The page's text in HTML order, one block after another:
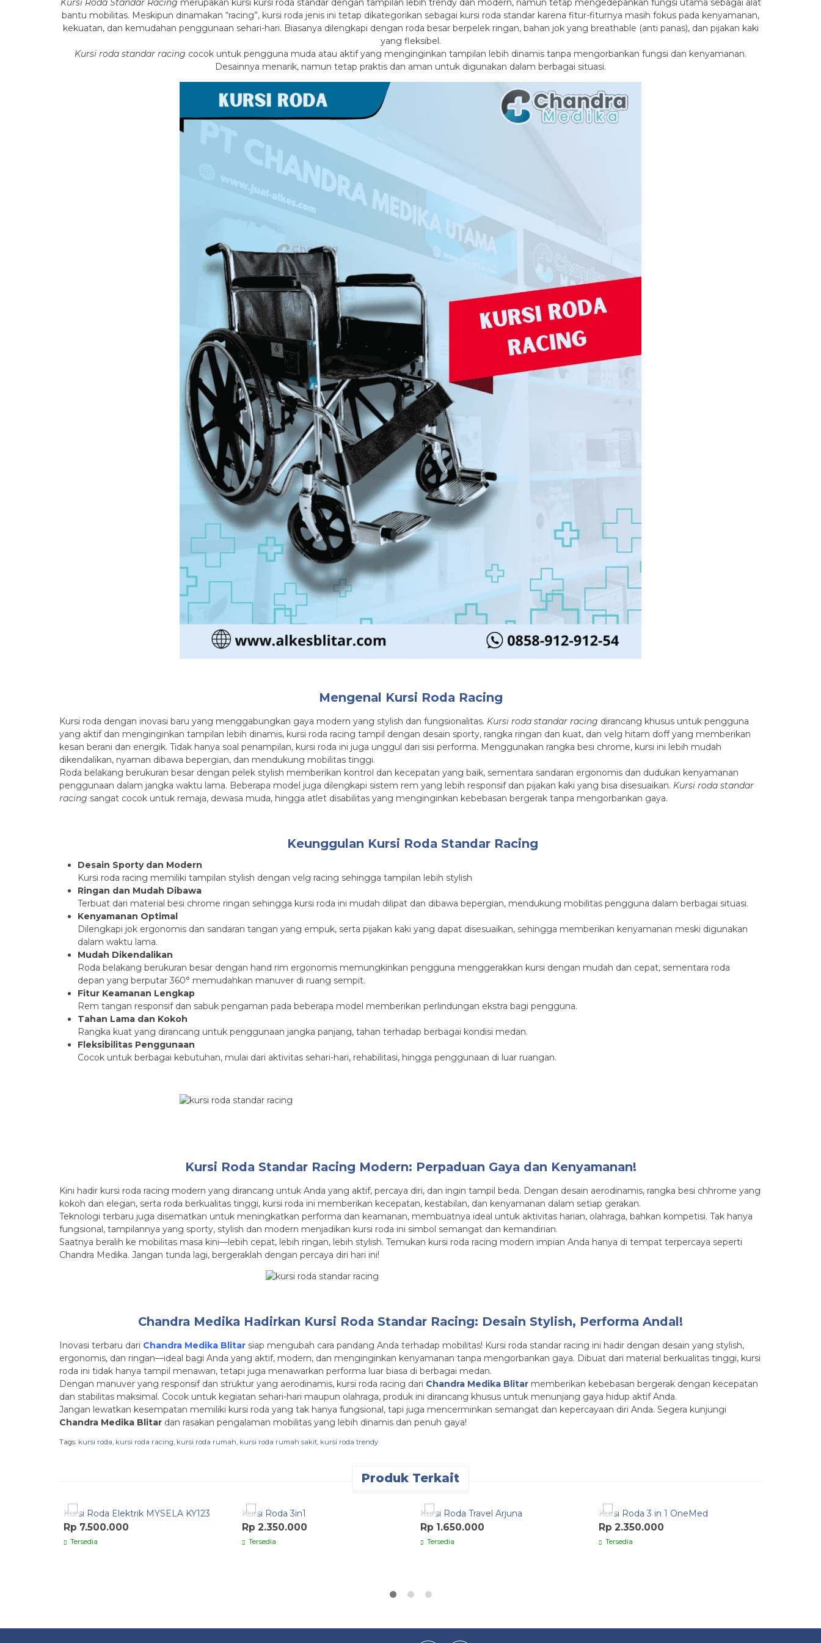
Kursi Roda Standar Racing merupakan kursi kursi roda standar dengan tampilan lebih trendy dan modern, namun tetap mengedepankan fungsi utama sebagai alat
bantu mobilitas. Meskipun dinamakan “racing”, kursi roda jenis ini tetap dikategorikan sebagai kursi roda standar karena fitur-fiturnya masih fokus pada kenyamanan,
kekuatan, dan kemudahan penggunaan sehari-hari. Biasanya dilengkapi dengan roda besar berpelek ringan, bahan jok yang breathable (anti panas), dan pijakan kaki
yang fleksibel.
Kursi roda standar racing cocok untuk pengguna muda atau aktif yang menginginkan tampilan lebih dinamis tanpa mengorbankan fungsi dan kenyamanan.
Desainnya menarik, namun tetap praktis dan aman untuk digunakan dalam berbagai situasi.
Mengenal Kursi Roda Racing
Kursi roda dengan inovasi baru yang menggabungkan gaya modern yang stylish dan fungsionalitas. Kursi roda standar racing dirancang khusus untuk pengguna
yang aktif dan menginginkan tampilan lebih dinamis, kursi roda racing tampil dengan desain sporty, rangka ringan dan kuat, dan velg hitam doff yang memberikan
kesan berani dan energik. Tidak hanya soal penampilan, kursi roda ini juga unggul dari sisi performa. Menggunakan rangka besi chrome, kursi ini lebih mudah
dikendalikan, nyaman dibawa bepergian, dan mendukung mobilitas tinggi.
Roda belakang berukuran besar dengan pelek stylish memberikan kontrol dan kecepatan yang baik, sementara sandaran ergonomis dan dudukan kenyamanan
penggunaan dalam jangka waktu lama. Beberapa model juga dilengkapi sistem rem yang lebih responsif dan pijakan kaki yang bisa disesuaikan. Kursi roda standar
racing sangat cocok untuk remaja, dewasa muda, hingga atlet disabilitas yang menginginkan kebebasan bergerak tanpa mengorbankan gaya.
Keunggulan Kursi Roda Standar Racing
Desain Sporty dan Modern
Kursi roda racing memiliki tampilan stylish dengan velg racing sehingga tampilan lebih stylish
Ringan dan Mudah Dibawa
Terbuat dari material besi chrome ringan sehingga kursi roda ini mudah dilipat dan dibawa bepergian, mendukung mobilitas pengguna dalam berbagai situasi.
Kenyamanan Optimal
Dilengkapi jok ergonomis dan sandaran tangan yang empuk, serta pijakan kaki yang dapat disesuaikan, sehingga memberikan kenyamanan meski digunakan
dalam waktu lama.
Mudah Dikendalikan
Roda belakang berukuran besar dengan hand rim ergonomis memungkinkan pengguna menggerakkan kursi dengan mudah dan cepat, sementara roda
depan yang berputar 360° memudahkan manuver di ruang sempit.
Fitur Keamanan Lengkap
Rem tangan responsif dan sabuk pengaman pada beberapa model memberikan perlindungan ekstra bagi pengguna.
Tahan Lama dan Kokoh
Rangka kuat yang dirancang untuk penggunaan jangka panjang, tahan terhadap berbagai kondisi medan.
Fleksibilitas Penggunaan
Cocok untuk berbagai kebutuhan, mulai dari aktivitas sehari-hari, rehabilitasi, hingga penggunaan di luar ruangan.
Kursi Roda Standar Racing Modern: Perpaduan Gaya dan Kenyamanan!
Kini hadir kursi roda racing modern yang dirancang untuk Anda yang aktif, percaya diri, dan ingin tampil beda. Dengan desain aerodinamis, rangka besi chhrome yang
kokoh dan elegan, serta roda berkualitas tinggi, kursi roda ini memberikan kecepatan, kestabilan, dan kenyamanan dalam setiap gerakan.
Teknologi terbaru juga disematkan untuk meningkatkan performa dan keamanan, membuatnya ideal untuk aktivitas harian, olahraga, bahkan kompetisi. Tak hanya
fungsional, tampilannya yang sporty, stylish dan modern menjadikan kursi roda ini simbol semangat dan kemandirian.
Saatnya beralih ke mobilitas masa kini—lebih cepat, lebih ringan, lebih stylish. Temukan kursi roda racing modern impian Anda hanya di tempat terpercaya seperti
Chandra Medika. Jangan tunda lagi, bergeraklah dengan percaya diri hari ini!
Chandra Medika Hadirkan Kursi Roda Standar Racing: Desain Stylish, Performa Andal!
Inovasi terbaru dari Chandra Medika Blitar siap mengubah cara pandang Anda terhadap mobilitas! Kursi roda standar racing ini hadir dengan desain yang stylish,
ergonomis, dan ringan—ideal bagi Anda yang aktif, modern, dan menginginkan kenyamanan tanpa mengorbankan gaya. Dibuat dari material berkualitas tinggi, kursi
roda ini tidak hanya tampil menawan, tetapi juga menawarkan performa luar biasa di berbagai medan.
Dengan manuver yang responsif dan struktur yang aerodinamis, kursi roda racing dari Chandra Medika Blitar memberikan kebebasan bergerak dengan kecepatan
dan stabilitas maksimal. Cocok untuk kegiatan sehari-hari maupun olahraga, produk ini dirancang khusus untuk menunjang gaya hidup aktif Anda.
Jangan lewatkan kesempatan memiliki kursi roda yang tak hanya fungsional, tapi juga mencerminkan semangat dan kepercayaan diri Anda. Segera kunjungi
Chandra Medika Blitar dan rasakan pengalaman mobilitas yang lebih dinamis dan penuh gaya!
Tags: kursi roda, kursi roda racing, kursi roda rumah, kursi roda rumah sakit, kursi roda trendy
Produk Terkait
Kursi Roda Elektrik MYSELA KY123
Rp 7.500.000
Tersedia
Kursi Roda 3in1
Rp 2.350.000
Tersedia
Kursi Roda Travel Arjuna
Rp 1.650.000
Tersedia
Kursi Roda 3 in 1 OneMed
Rp 2.350.000
Tersedia